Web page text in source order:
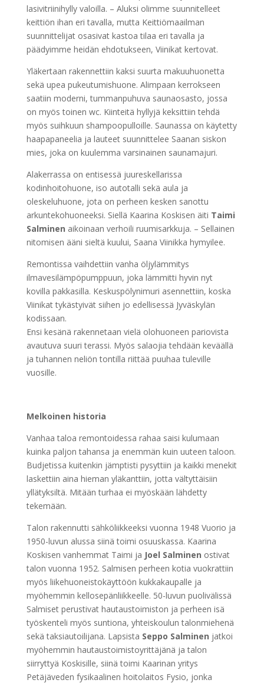
lasivitriinihylly valoilla. – Aluksi olimme suunnitelleet
keittiön ihan eri tavalla, mutta Keittiömaailman
suunnittelijat osasivat kastoa tilaa eri tavalla ja
päädyimme heidän ehdotukseen, Viinikat kertovat.
Yläkertaan rakennettiin kaksi suurta makuuhuonetta
sekä upea pukeutumishuone. Alimpaan kerrokseen
saatiin moderni, tummanpuhuva saunaosasto, jossa
on myös toinen wc. Kiinteitä hyllyjä keksittiin tehdä
myös suihkuun shampoopulloille. Saunassa on käytetty
haapapaneelia ja lauteet suunnittelee Saanan siskon
mies, joka on kuulemma varsinainen saunamajuri.
Alakerrassa on entisessä juureskellarissa
kodinhoitohuone, iso autotalli sekä aula ja
oleskeluhuone, jota on perheen kesken sanottu
arkuntekohuoneeksi. Siellä Kaarina Koskisen äiti Taimi
Salminen aikoinaan verhoili ruumisarkkuja. – Sellainen
nitomisen ääni sieltä kuului, Saana Viinikka hymyilee.
Remontissa vaihdettiin vanha öljylämmitys
ilmavesilämpöpumppuun, joka lämmitti hyvin nyt
kovilla pakkasilla. Keskuspölynimuri asennettiin, koska
Viinikat tykästyivät siihen jo edellisessä Jyväskylän
kodissaan.
Ensi kesänä rakennetaan vielä olohuoneen pariovista
avautuva suuri terassi. Myös salaojia tehdään keväällä
ja tuhannen neliön tontilla riittää puuhaa tuleville
vuosille.
Melkoinen historia
Vanhaa taloa remontoidessa rahaa saisi kulumaan
kuinka paljon tahansa ja enemmän kuin uuteen taloon.
Budjetissa kuitenkin jämptisti pysyttiin ja kaikki menekit
laskettiin aina hieman yläkanttiin, jotta vältyttäisiin
yllätyksiltä. Mitään turhaa ei myöskään lähdetty
tekemään.
Talon rakennutti sähköliikkeeksi vuonna 1948 Vuorio ja
1950-luvun alussa siinä toimi osuuskassa. Kaarina
Koskisen vanhemmat Taimi ja Joel Salminen ostivat
talon vuonna 1952. Salmisen perheen kotia vuokrattiin
myös liikehuoneistokäyttöön kukkakaupalle ja
myöhemmin kellosepänliikkeelle. 50-luvun puolivälissä
Salmiset perustivat hautaustoimiston ja perheen isä
työskenteli myös suntiona, yhteiskoulun talonmiehenä
sekä taksiautoilijana. Lapsista Seppo Salminen jatkoi
myöhemmin hautaustoimistoyrittäjänä ja talon
siirryttyä Koskisille, siinä toimi Kaarinan yritys
Petäjäveden fysikaalinen hoitolaitos Fysio, jonka